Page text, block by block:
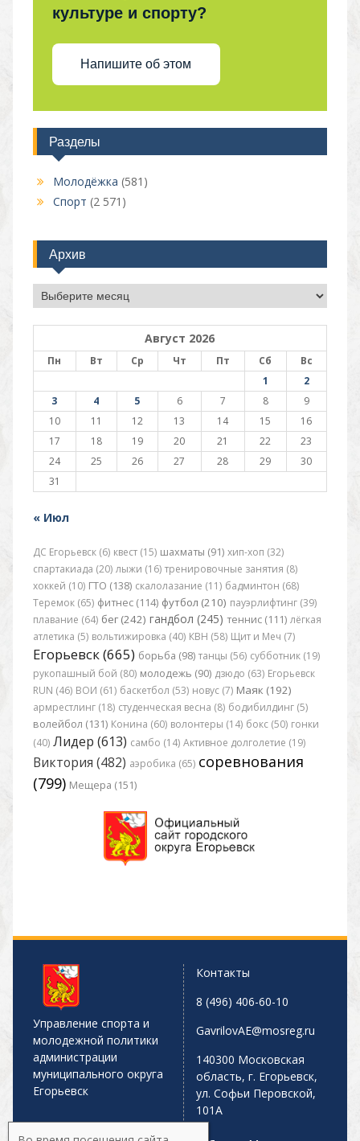
культуре и спорту?
Напишите об этом
Разделы
Молодёжка (581)
Спорт (2 571)
Архив
Архив
Август 2026
Пн Вт Ср Чт Пт Сб
Вс
1
2
3
4 5 6 7 8
9
10
11 12 13 14 15
16
17
18 19 20 21 22
23
24
25 26 27 28 29
30
31
« Июл
ДС Егорьевск (6) квест (15) шахматы (91) хип-хоп (32)
спартакиада (20) лыжи (16) тренировочные занятия (8)
хоккей (10) ГТО (138) скалолазание (11) бадминтон (68)
Теремок (65) фитнес (114) футбол (210) пауэрлифтинг (39)
плавание (64) бег (242) гандбол (245) теннис (111) лёгкая
атлетика (5) вольтижировка (40) КВН (58) Щит и Меч (7)
Егорьевск (665) борьба (98) танцы (56) субботник (19)
рукопашный бой (80) молодежь (90) дзюдо (63) Егорьевск
RUN (46) ВОИ (61) баскетбол (53) новус (7) Маяк (192)
армрестлинг (18) студенческая весна (8) бодибилдинг (5)
волейбол (131) Конина (60) волонтеры (14) бокс (50) гонки
(40) Лидер (613) самбо (14) Активное долголетие (19)
Виктория (482) аэробика (65) соревнования
(799) Мещера (151)
Управление спорта и
молодежной политики
администрации
муниципального округа
Егорьевск
Контакты
8 (496) 406-60-10
GavrilovAE@mosreg.ru
140300 Московская
область, г. Егорьевск,
ул. Софьи Перовской,
101А